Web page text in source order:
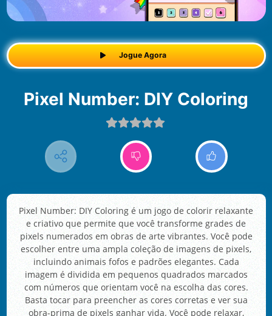
Jogue Agora
Pixel Number: DIY Coloring
Pixel Number: DIY Coloring é um jogo de colorir relaxante
e criativo que permite que você transforme grades de
pixels numerados em obras de arte vibrantes. Você pode
escolher entre uma ampla coleção de imagens de pixels,
incluindo animais fofos e padrões elegantes. Cada
imagem é dividida em pequenos quadrados marcados
com números que orientam você na escolha das cores.
Basta tocar para preencher as cores corretas e ver sua
obra-prima de pixels ganhar vida. Você pode relaxar,